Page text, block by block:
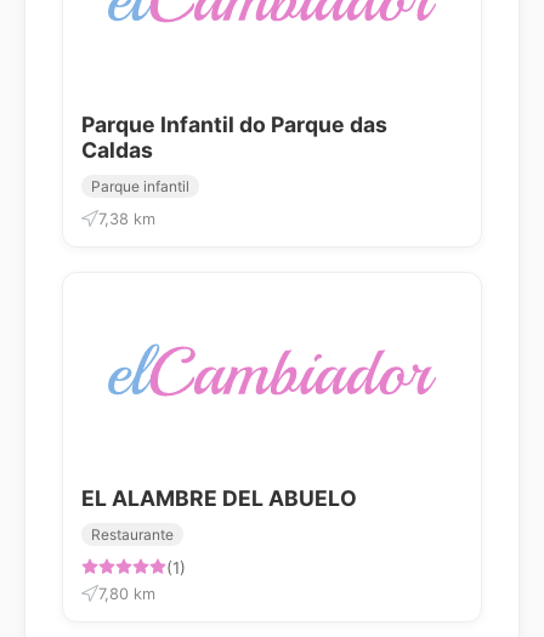
Parque Infantil do Parque das
Caldas
Parque infantil
7,38 km
EL ALAMBRE DEL ABUELO
Restaurante
(1)
7,80 km